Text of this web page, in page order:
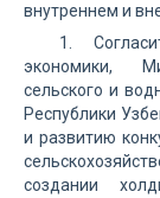
внутреннем и
1.
экономики,
сельского и
Республики
и развитию
создании